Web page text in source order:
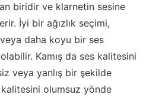
biridir ve klarnetin sesine
İyi bir ağızlık seçimi,
daha koyu bir ses
olabilir. Kamış da ses kalitesini
veya yanlış bir şekilde
kalitesini olumsuz yönde